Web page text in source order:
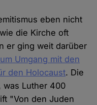
eben nicht
die Kirche oft
er ging weit darüber
Umgang mit den
den Holocaust. Die
was Luther 400
"Von den Juden